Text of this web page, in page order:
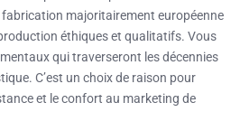
majoritairement européenne
éthiques et qualitatifs. Vous
qui traverseront les décennies
C’est un choix de raison pour
et le confort au marketing de